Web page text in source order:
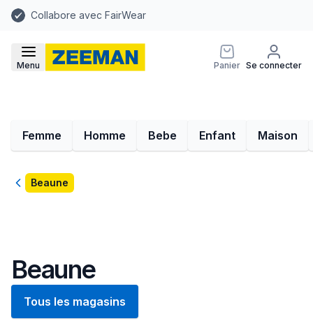
Collabore avec FairWear
Menu Panier Se connecter
Femme Homme Bebe Enfant Maison
RetourBeaune
Beaune
Tous les magasins